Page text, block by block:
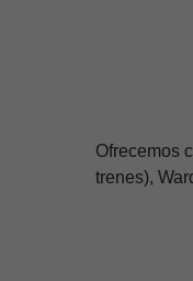
Ofrecemos
trenes),